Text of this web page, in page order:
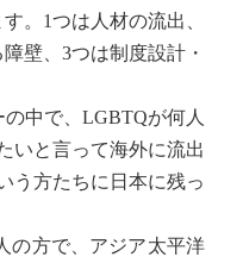
。1つは人材の流出、
壁、3つは制度設計・
の中で、LGBTQが何人
いと言って海外に流出
う方たちに日本に残っ
の方で、アジア太平洋